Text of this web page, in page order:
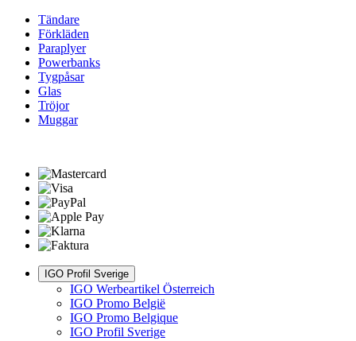
Tändare
Förkläden
Paraplyer
Powerbanks
Tygpåsar
Glas
Tröjor
Muggar
IGO Profil Sverige
IGO Werbeartikel Österreich
IGO Promo België
IGO Promo Belgique
IGO Profil Sverige